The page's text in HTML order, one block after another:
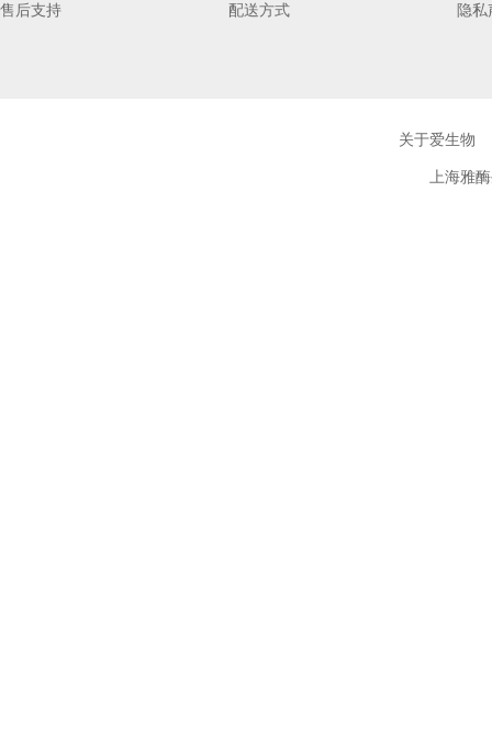
售后支持
配送方式
隐私
关于爱生物
上海雅